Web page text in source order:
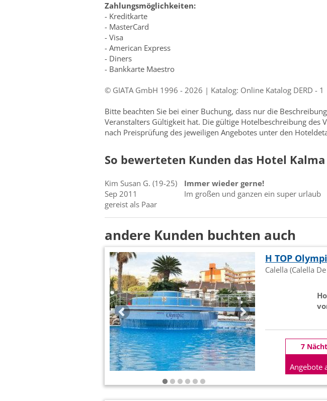
Zahlungsmöglichkeiten:
- Kreditkarte
- MasterCard
- Visa
- American Express
- Diners
- Bankkarte Maestro
© GIATA GmbH 1996 - 2026 | Katalog: Online Katalog DERD - 1
Bitte beachten Sie bei einer Buchung, dass nur die
Veranstalters Gültigkeit hat. Die gültige Hotelbeschreibung des
nach Preisprüfung des jeweiligen Angebotes unter den
So bewerteten Kunden das Hotel
Kim Susan G. (19-25)
Sep 2011
gereist als Paar
Immer wieder gerne!
Im großen und ganzen ein super urlaub
andere Kunden buchten auch
H TOP
Calella (Calella
7
Angebote